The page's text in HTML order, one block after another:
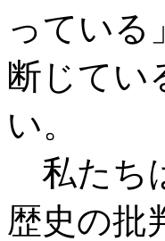
っている
断じてい
い。
私たち
歴史の批